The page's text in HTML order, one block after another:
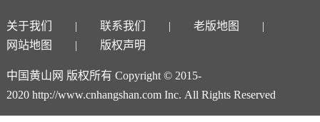
关于我们 联系我们
老版地图
网站地图
版权声明
中国黄山网 版权所有 Copyright © 2015-
2020 http://www.cnhangshan.com Inc. All Rights Reserved